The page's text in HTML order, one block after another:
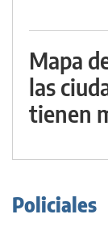
Mapa
las
tienen
Policiales